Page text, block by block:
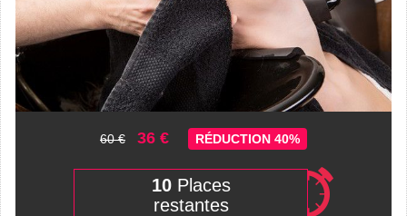
60 € 36 € RÉDUCTION 40%
10 Places
restantes